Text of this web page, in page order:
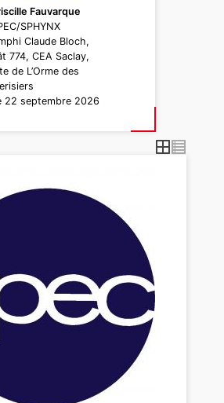
Fauvarque
SPHYNX
Claude Bloch,
774, CEA Saclay,
de L’Orme des
22 septembre 2026